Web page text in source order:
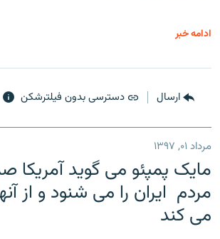
ادامه خبر
ارسال دسترسی بدون فیلترشکن
مرداد ۰۱, ۱۳۹۷
مایک پمپئو می گوید آمریکا
مردم ایران را می شنود و از
می کند